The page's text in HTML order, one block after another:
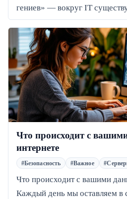
гениев» — вокруг IT
Что происходит с
интернете
#Безопасность #Важное
Что происходит с вашими
Каждый день мы оставляем в